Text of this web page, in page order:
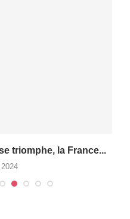
triomphe, la France...